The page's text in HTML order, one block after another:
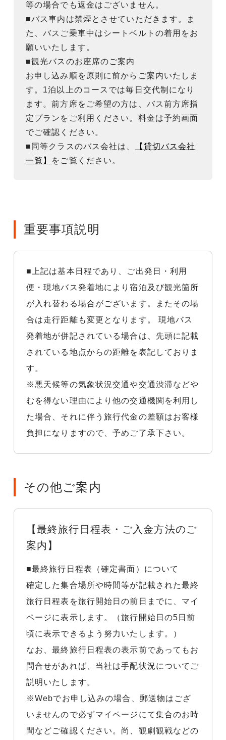
等の場合でも返金はございません。
■バス車内は禁煙とさせていただきます。ま
た、バスご乗車中はシートベルトの着用をお
願いいたします。
■観光バスのお座席のご案内
お申し込み順を原則に前からご案内いたしま
す。1泊以上のコースでは毎日交代制になり
ます。前方席をご希望の方は、バス前方席指
定プランをご利用ください。料金は予約画面
でご確認ください。
■同等クラスのバス会社は、
【貸切バス会社
一覧】 をご覧ください。
重要事項説明
■上記は基本日程であり、ご出発日・利用
便・現地バス発着地により宿泊及び観光箇所
が入れ替わる場合がございます。またその場
合は走行距離も変更となります。 現地バス
発着地が併記されている場合は、先頭に記載
されている地点からの距離を表記しておりま
す。
※悪天候等の気象状況交通や交通渋滞などや
むを得ない理由により他の交通機関を利用し
た場合、それに伴う旅行代金の差額はお客様
負担になりますので、予めご了承下さい。
その他ご案内
【最終旅行日程表・ご入金方法のご
案内】
■最終旅行日程表（確定書面）について
確定した集合場所や時間等が記載された最終
旅行日程表を旅行開始日の前日までに、マイ
ページに表示します。（旅行開始日の5日前
頃に表示できるよう努力いたします。）
なお、最終旅行日程表の表示前であってもお
問合せがあれば、当社は手配状況についてご
説明いたします。
※Webでお申し込みの場合、郵送物はござ
いませんので必ずマイページにて集合のお時
間などご確認ください。尚、観劇観戦などの